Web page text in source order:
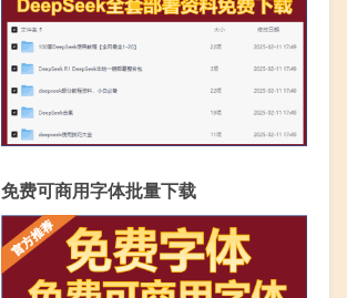
免费可商用字体批量下载